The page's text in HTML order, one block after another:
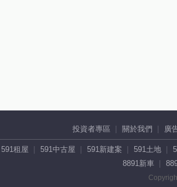
投資者專區 關於我們 廣
591租屋 591中古屋 591新建案 591土地
8891新車